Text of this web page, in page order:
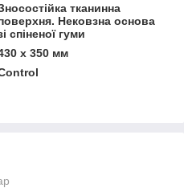
тканинна
Нековзна основа
спіненої гуми
x 350 мм